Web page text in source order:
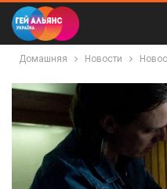
Домашняя Новости